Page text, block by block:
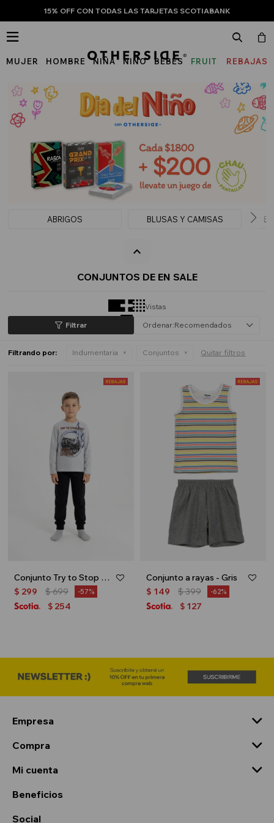
15% OFF CON TODAS LAS TARJETAS SCOTIABANK
MUJER HOMBRE NIÑA NIÑO BEBÉS
FRUIT
THE
LOOM
REBAJAS

ABRIGOS BLUSAS Y CAMISAS
CONJUNTOS DE EN SALE
Vistas
Recomendados
Filtrando por: Indumentaria Conjuntos Quitar filtros
Conjunto Try to Stop me - Gris melange
$ 299 $699 57
$ 254
Conjunto a rayas - Gris
$ 149 $399 62
$ 127
Empresa
Compra
Mi cuenta
Beneficios
Social